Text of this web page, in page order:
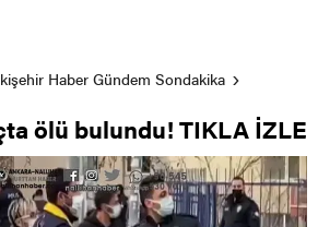
Haber Gündem Sondakika
ölü bulundu! TIKLA İZLE